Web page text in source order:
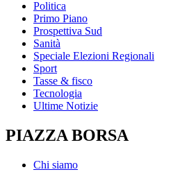
Politica
Primo Piano
Prospettiva Sud
Sanità
Speciale Elezioni Regionali
Sport
Tasse & fisco
Tecnologia
Ultime Notizie
PIAZZA BORSA
Chi siamo